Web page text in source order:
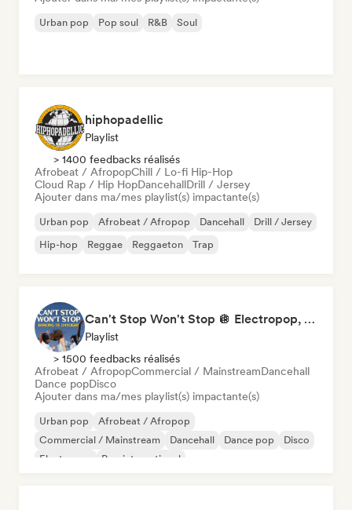
Urban pop Pop soul R&B Soul
hiphopadellic
Playlist
> 1400 feedbacks réalisés
Afrobeat / AfropopChill / Lo-fi Hip-Hop
Cloud Rap / Hip HopDancehallDrill / Jersey
Ajouter dans ma/mes playlist(s) impactante(s)
Urban pop Afrobeat / Afropop Dancehall
Drill / Jersey
Hip-hop
Reggae Reggaeton Trap
Can't Stop Won't Stop 🪩 Electropop, Dance-Pop & Nu Disco
Playlist
> 1500 feedbacks réalisés
Afrobeat / AfropopCommercial / MainstreamDancehall
Dance popDisco
Ajouter dans ma/mes playlist(s) impactante(s)
Urban pop
Afrobeat / Afropop
Commercial / Mainstream
Dancehall Dance pop
Disco
Electropop
Pop international